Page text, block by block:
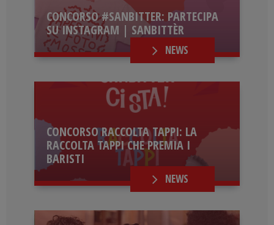
CONCORSO #SANBITTER: PARTECIPA
SU INSTAGRAM | SANBITTÈR
NEWS
CONCORSO RACCOLTA TAPPI: LA
RACCOLTA TAPPI CHE PREMIA I
BARISTI
NEWS